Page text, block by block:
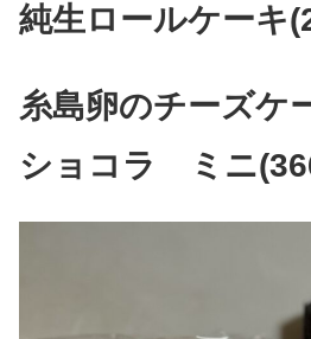
純生ロールケーキ
糸島卵のチーズケ
ショコラ ミニ